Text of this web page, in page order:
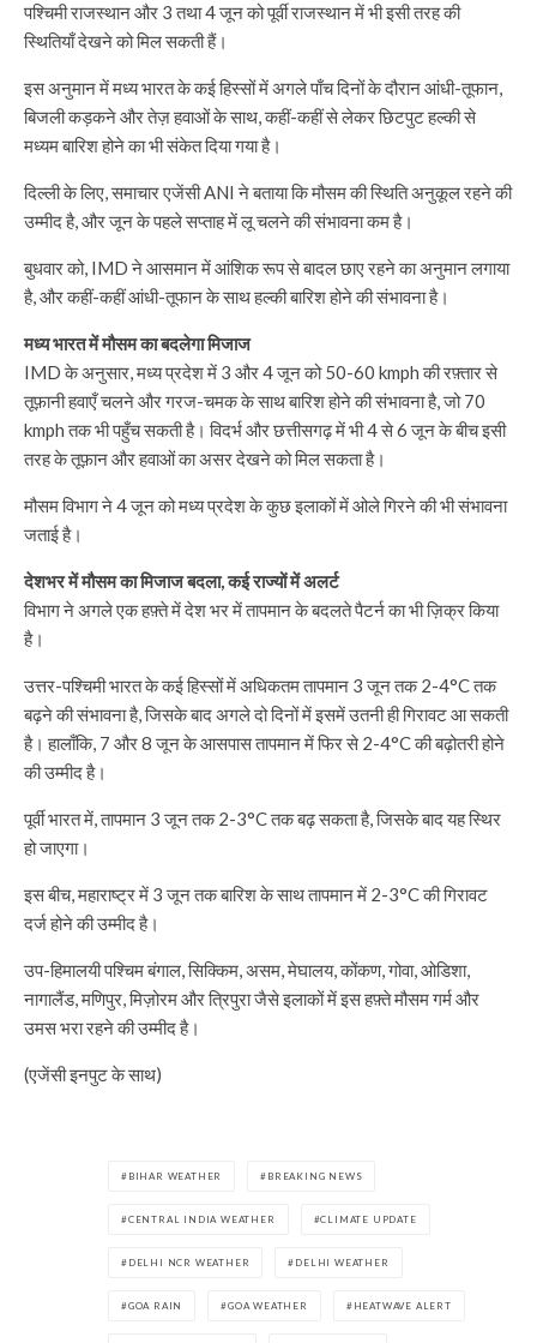
पश्चिमी राजस्थान और 3 तथा 4 जून को पूर्वी राजस्थान में भी इसी तरह की
स्थितियाँ देखने को मिल सकती हैं।
इस अनुमान में मध्य भारत के कई हिस्सों में अगले पाँच दिनों के दौरान आंधी-तूफान,
बिजली कड़कने और तेज़ हवाओं के साथ, कहीं-कहीं से लेकर छिटपुट हल्की से
मध्यम बारिश होने का भी संकेत दिया गया है।
दिल्ली के लिए, समाचार एजेंसी ANI ने बताया कि मौसम की स्थिति अनुकूल रहने की
उम्मीद है, और जून के पहले सप्ताह में लू चलने की संभावना कम है।
बुधवार को, IMD ने आसमान में आंशिक रूप से बादल छाए रहने का अनुमान लगाया
है, और कहीं-कहीं आंधी-तूफान के साथ हल्की बारिश होने की संभावना है।
मध्य भारत में मौसम का बदलेगा मिजाज
IMD के अनुसार, मध्य प्रदेश में 3 और 4 जून को 50-60 kmph की रफ़्तार से
तूफ़ानी हवाएँ चलने और गरज-चमक के साथ बारिश होने की संभावना है, जो 70
kmph तक भी पहुँच सकती है। विदर्भ और छत्तीसगढ़ में भी 4 से 6 जून के बीच इसी
तरह के तूफ़ान और हवाओं का असर देखने को मिल सकता है।
मौसम विभाग ने 4 जून को मध्य प्रदेश के कुछ इलाकों में ओले गिरने की भी संभावना
जताई है।
देशभर में मौसम का मिजाज बदला, कई राज्यों में अलर्ट
विभाग ने अगले एक हफ़्ते में देश भर में तापमान के बदलते पैटर्न का भी ज़िक्र किया
है।
उत्तर-पश्चिमी भारत के कई हिस्सों में अधिकतम तापमान 3 जून तक 2-4°C तक
बढ़ने की संभावना है, जिसके बाद अगले दो दिनों में इसमें उतनी ही गिरावट आ सकती
है। हालाँकि, 7 और 8 जून के आसपास तापमान में फिर से 2-4°C की बढ़ोतरी होने
की उम्मीद है।
पूर्वी भारत में, तापमान 3 जून तक 2-3°C तक बढ़ सकता है, जिसके बाद यह स्थिर
हो जाएगा।
इस बीच, महाराष्ट्र में 3 जून तक बारिश के साथ तापमान में 2-3°C की गिरावट
दर्ज होने की उम्मीद है।
उप-हिमालयी पश्चिम बंगाल, सिक्किम, असम, मेघालय, कोंकण, गोवा, ओडिशा,
नागालैंड, मणिपुर, मिज़ोरम और त्रिपुरा जैसे इलाकों में इस हफ़्ते मौसम गर्म और
उमस भरा रहने की उम्मीद है।
(एजेंसी इनपुट के साथ)
BIHAR WEATHER BREAKING NEWS
CENTRAL INDIA WEATHER CLIMATE UPDATE
DELHI NCR WEATHER DELHI WEATHER
GOA RAIN GOA WEATHER HEATWAVE ALERT